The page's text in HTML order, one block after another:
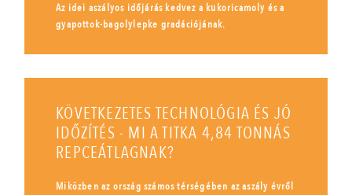
Az idei aszályos időjárás kedvez a kukoricamoly és a
gyapottok-bagolylepke gradációjának.
KÖVETKEZETES TECHNOLÓGIA ÉS JÓ
IDŐZÍTÉS - MI A TITKA 4,84 TONNÁS
REPCEÁTLAGNAK?
Miközben az ország számos térségében az aszály évről